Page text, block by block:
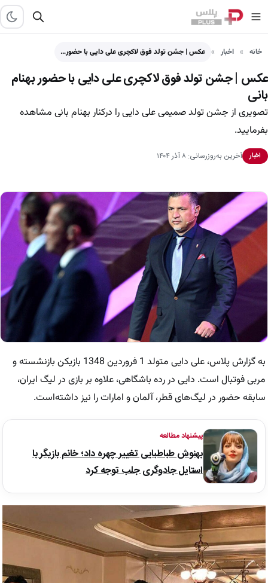
خانه اخبار عکس | جشن تولد فوق لاکچری‌ علی دایی با حضور…
عکس | جشن تولد فوق لاکچری‌ علی دایی با حضور بهنام
بانی
تصویری از جشن تولد صمیمی علی دایی را درکنار بهنام بانی مشاهده
بفرمایید.
اخبار آخرین به‌روزرسانی: ۸ آذر ۱۴۰۴
به گزارش پلاس، علی دایی متولد 1 فروردین 1348 بازیکن بازنشسته و
مربی فوتبال است. دایی در رده باشگاهی، علاوه بر بازی در لیگ ایران،
سابقه حضور در لیگ‌های قطر، آلمان و امارات را نیز داشته‌است.
پیشنهاد مطالعه
بهنوش طباطبایی تغییر چهره داد؛ خانم بازیگر با
استایل جادوگری جلب توجه کرد